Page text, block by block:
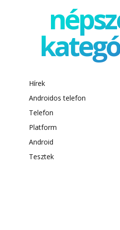
Hírek
Androidos telefon
Telefon
Platform
Android
Tesztek